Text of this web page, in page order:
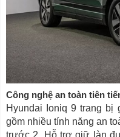
Công nghệ an toàn tiên
Hyundai Ioniq 9 trang bị
gồm nhiều tính năng an
trước 2, Hỗ trợ giữ làn